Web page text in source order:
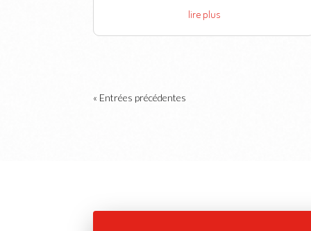
lire plus
« Entrées précédentes